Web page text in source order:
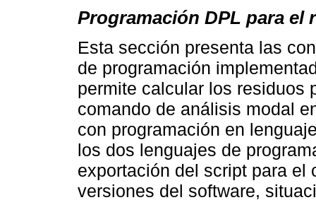
Programación DPL para el
Esta sección presenta las
de programación
permite calcular los residuos
comando de análisis modal
con programación en
los dos lenguajes de
exportación del script para el
versiones del software,